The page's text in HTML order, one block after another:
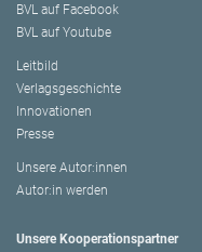
BVL auf Facebook
BVL auf Youtube
Leitbild
Verlagsgeschichte
Innovationen
Presse
Unsere Autor:innen
Autor:in werden
Unsere Kooperationspartner